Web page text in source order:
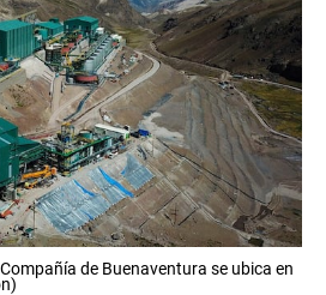
de Buenaventura se ubica en